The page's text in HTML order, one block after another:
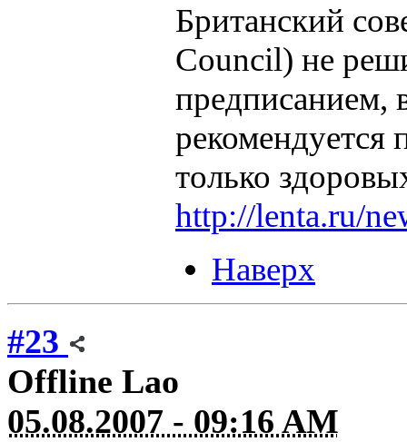
Британский
Council) не
предписанием,
рекомендуется
только
http://lenta.ru/
Наверх
#23
Offline Lao
05.08.2007 - 09:16 AM